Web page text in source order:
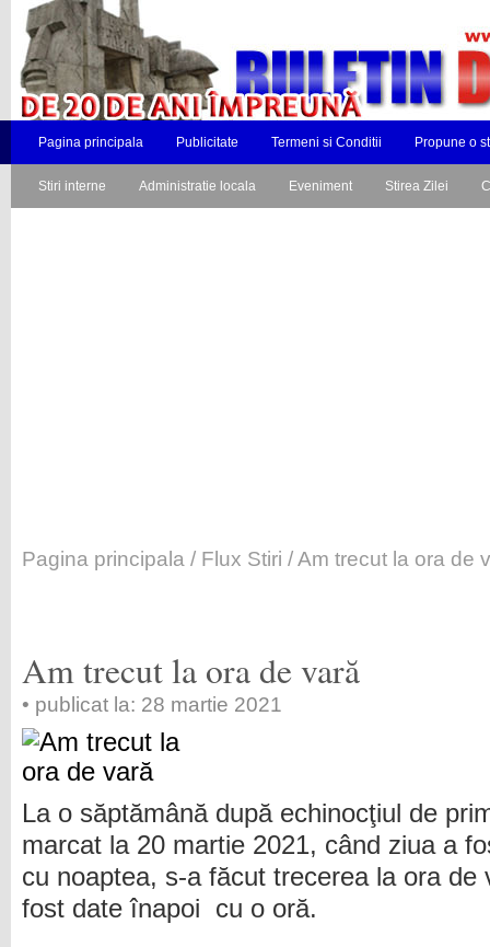
Pagina principala Publicitate Termeni si Conditii Propune o
Stiri interne Administratie locala Eveniment Stirea Zilei
Pagina principala / Flux Stiri / Am trecut la ora de
Am trecut la ora de vară
• publicat la: 28 martie 2021
La o săptămână după echinocţiul de
marcat la 20 martie 2021, când ziua a
cu noaptea, s-a făcut trecerea la ora de
fost date înapoi cu o oră.